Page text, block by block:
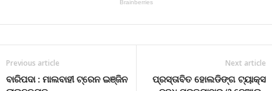
Previous article
ବାରିପଦା : ମାଲବାହୀ ଟ୍ରେନ ଇଞ୍ଜିନ
Next article
ପ୍ରସ୍ତାବିତ ହୋଲଡିଙ୍ଗ ଟ୍ୟାକ୍ସ